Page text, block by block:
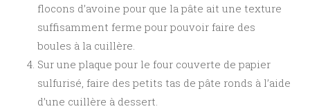
flocons d’avoine pour que la pâte ait une texture
suffisamment ferme pour pouvoir faire des
boules à la cuillère.
Sur une plaque pour le four couverte de papier
sulfurisé, faire des petits tas de pâte ronds à l’aide
d’une cuillère à dessert.